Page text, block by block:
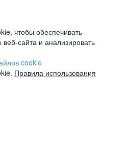
чтобы обеспечивать
сайта и анализировать
cookie
Правила использования